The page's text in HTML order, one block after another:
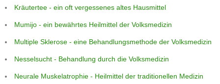
Kräutertee - ein oft vergessenes altes Hausmittel
Mumijo - ein bewährtes Heilmittel der Volksmedizin
Multiple Sklerose - eine Behandlungsmethode der Volksmedizin
Nesselsucht - Behandlung durch die Volksmedizin
Neurale Muskelatrophie - Heilmittel der traditionellen Medizin